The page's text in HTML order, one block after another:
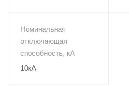
Номинальная
отключающая
способность, кА
10кА